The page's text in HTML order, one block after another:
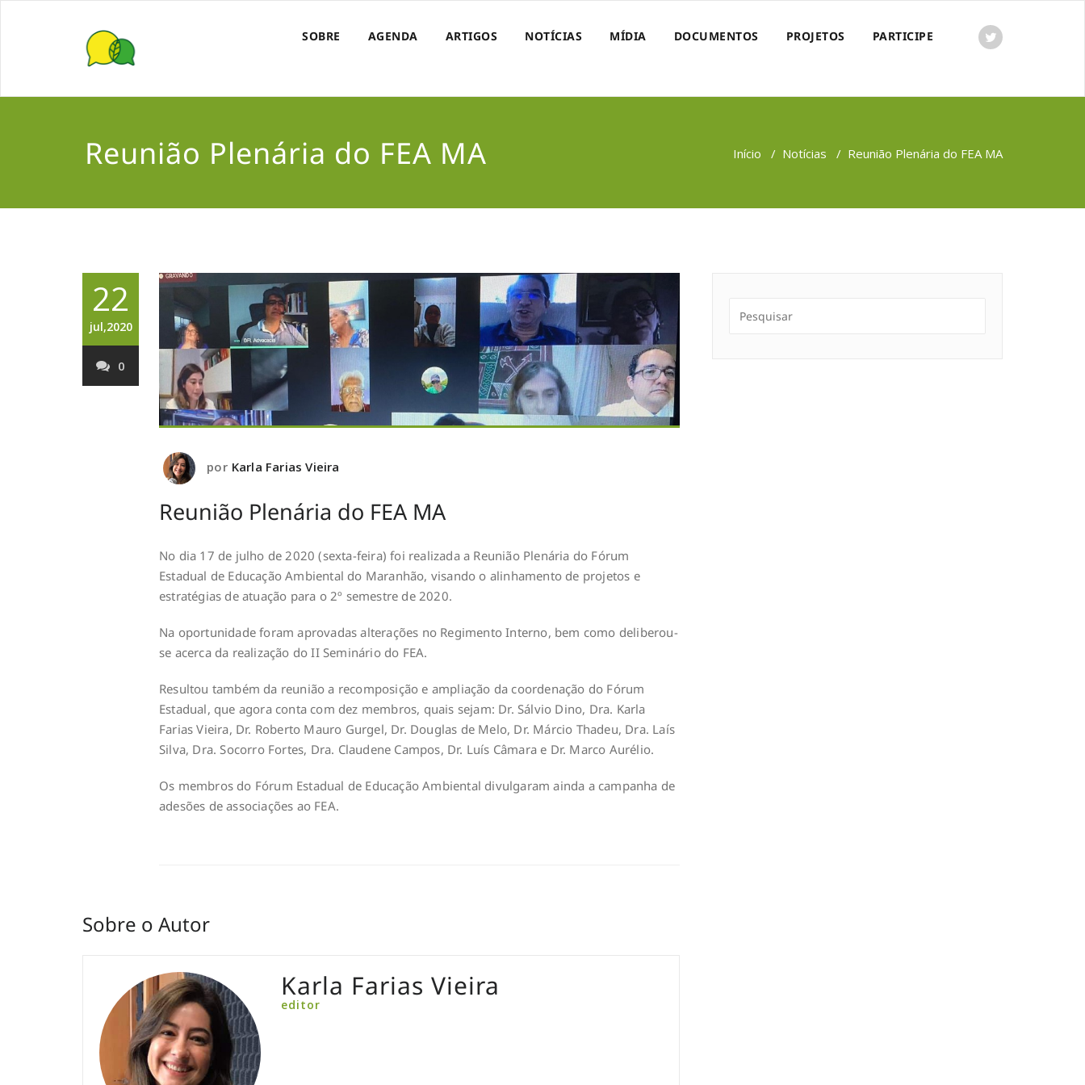
SOBRE AGENDA ARTIGOS NOTÍCIAS MÍDIA DOCUMENTOS PROJETOS PARTICIPE
Reunião Plenária do FEA MA Início / Notícias / Reunião Plenária do FEA MA
22
jul,2020
0
por Karla Farias Vieira
Reunião Plenária do FEA MA
No dia 17 de julho de 2020 (sexta-feira) foi realizada a Reunião Plenária do Fórum
Estadual de Educação Ambiental do Maranhão, visando o alinhamento de projetos e
estratégias de atuação para o 2º semestre de 2020.
Na oportunidade foram aprovadas alterações no Regimento Interno, bem como deliberou-
se acerca da realização do II Seminário do FEA.
Resultou também da reunião a recomposição e ampliação da coordenação do Fórum
Estadual, que agora conta com dez membros, quais sejam: Dr. Sálvio Dino, Dra. Karla
Farias Vieira, Dr. Roberto Mauro Gurgel, Dr. Douglas de Melo, Dr. Márcio Thadeu, Dra. Laís
Silva, Dra. Socorro Fortes, Dra. Claudene Campos, Dr. Luís Câmara e Dr. Marco Aurélio.
Os membros do Fórum Estadual de Educação Ambiental divulgaram ainda a campanha de
adesões de associações ao FEA.
Sobre o Autor
Karla Farias Vieira
editor